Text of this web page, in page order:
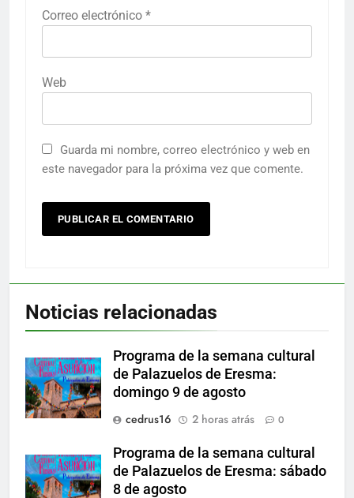
Correo electrónico *
Web
Guarda mi nombre, correo electrónico y web en
este navegador para la próxima vez que comente.
Noticias relacionadas
Programa de la semana cultural
de Palazuelos de Eresma:
domingo 9 de agosto
cedrus16
2 horas atrás 0
Programa de la semana cultural
de Palazuelos de Eresma: sábado
8 de agosto